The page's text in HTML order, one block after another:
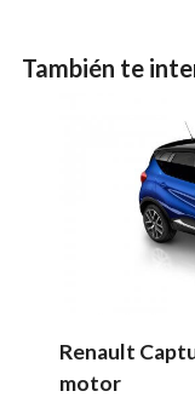
También te
Renault
motor